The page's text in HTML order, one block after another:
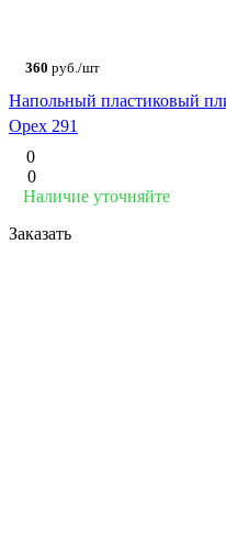
360 руб./шт
Напольный пластиковый
Орех 291
0
0
Наличие уточняйте
Заказать